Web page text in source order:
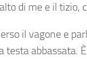
di me e il
il vagone e
abbassata.